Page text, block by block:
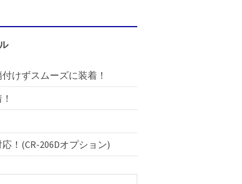
けずスムーズに装着！
！(CR-206Dオプション)